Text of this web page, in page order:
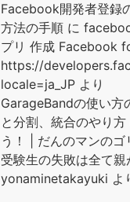
Facebook開発者登録
方法の手順 に
プリ 作成 Facebook
https://
locale=ja_JP より
GarageBandの使い方
と分割、統合のやり方
う！ | だんのマンのゴ
受験生の失敗は全て親
yonaminetakayuki よ